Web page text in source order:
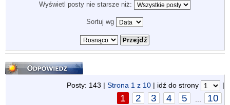
Wyświetl posty nie starsze niż:
Sortuj wg
Odpowiedz
Posty: 143 | Strona 1 z 10 | idź do strony |
1 2 3 4 5 10